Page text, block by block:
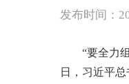
发布时间：
“要全力
日，习近平